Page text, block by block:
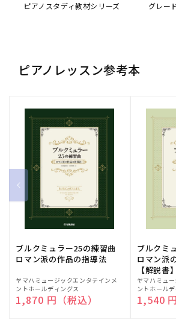
ピアノスタディ教材シリーズ グレー
ピアノレッスン参考本
ブルクミュラー25の練習曲
ロマン派の作品の指導法
販
売
元:
ヤマハミュージックエンタテインメ
ントホールディングス
通常価格
1,870 円（税込）
ブルクミ
ロマン派
【解説書】
販
売
元:
ヤマハミュ
ントホール
通常価格
1,540